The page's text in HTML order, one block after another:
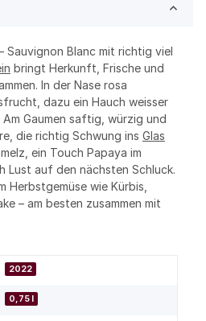
Sauvignon Blanc mit richtig viel
bringt Herkunft, Frische und
In der Nase rosa
dazu ein Hauch weisser
Gaumen saftig, würzig und
die richtig Schwung ins Glas
ein Touch Papaya im
Lust auf den nächsten Schluck.
Herbstgemüse wie Kürbis,
– am besten zusammen mit
2022
0,75 l